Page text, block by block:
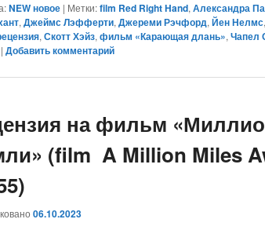
NEW новое | Метки: film Red Right Hand,Александра
,Джеймс Лэфферти,Джереми Рэчфорд,Йен Нелмс
,Скотт Хэйз,фильм «Карающая длань»,Чапел
|Добавить комментарий
на фильм
(film A Million Miles
06.10.2023